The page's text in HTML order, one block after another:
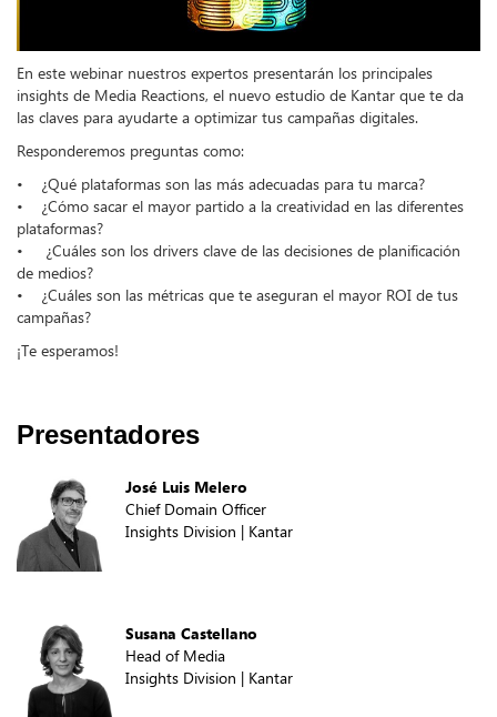
En este webinar nuestros expertos presentarán los principales
insights de Media Reactions, el nuevo estudio de Kantar que te da
las claves para ayudarte a optimizar tus campañas digitales.
Responderemos preguntas como:
• ¿Qué plataformas son las más adecuadas para tu marca?
• ¿Cómo sacar el mayor partido a la creatividad en las diferentes
plataformas?
• ¿Cuáles son los drivers clave de las decisiones de planificación
de medios?
• ¿Cuáles son las métricas que te aseguran el mayor ROI de tus
campañas?
¡Te esperamos!
Presentadores
José Luis Melero
Chief Domain Officer
Insights Division | Kantar
Susana Castellano
Head of Media
Insights Division | Kantar